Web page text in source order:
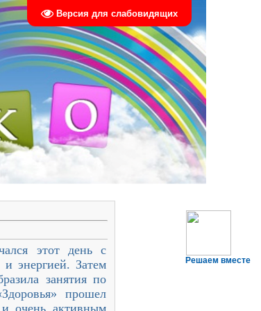
Версия для слабовидящих
этот день с
и энергией. Затем
занятия по
прошел
очень активным
Решаем вместе